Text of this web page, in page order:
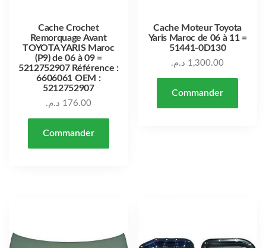
Cache Crochet
Remorquage Avant
TOYOTA YARIS Maroc
(P9) de 06 à 09 =
5212752907 Référence :
6606061 OEM :
5212752907
176.00 د.م.
Commander
Cache Moteur Toyota
Yaris Maroc de 06 à 11 =
51441-0D130
1,300.00 د.م.
Commander